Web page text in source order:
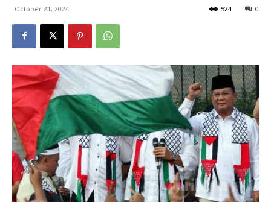
October 21, 2024 0
524